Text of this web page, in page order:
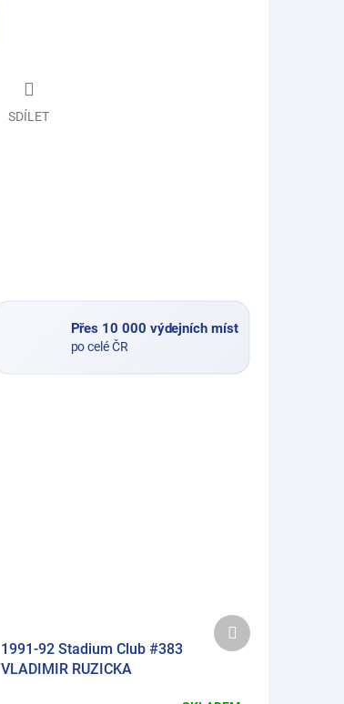
SDÍLET
Přes 10 000 výdejních míst
po celé ČR
1991-92 Stadium Club #383
VLADIMIR RUZICKA
Další
produkt